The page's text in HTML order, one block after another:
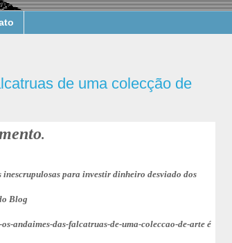
de uma colecção de
.
inescrupulosas para investir dinheiro desviado dos
Blog
andaimes-das-falcatruas-de-uma-coleccao-de-arte é